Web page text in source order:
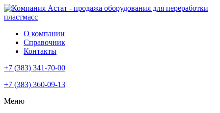
О компании
Справочник
Контакты
+7 (383) 341-70-00
+7 (383) 360-09-13
Меню